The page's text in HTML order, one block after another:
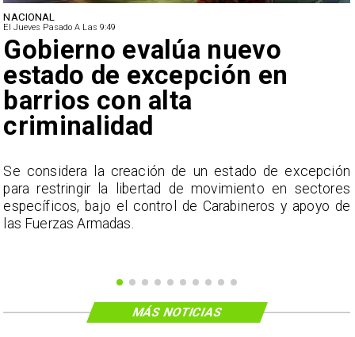
NACIONAL
El Jueves Pasado A Las 9:49
Gobierno evalúa nuevo
estado de excepción en
barrios con alta
criminalidad
Se considera la creación de un estado de excepción
para restringir la libertad de movimiento en sectores
específicos, bajo el control de Carabineros y apoyo de
las Fuerzas Armadas.
MÁS NOTICIAS